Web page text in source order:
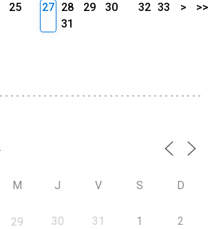
25
27 28 29
30
31
32 33 > >>
M J V S D
29 30 31 1 2